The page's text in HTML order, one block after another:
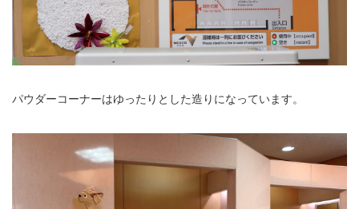
パウダーコーナーはゆったりとした造りになっています。